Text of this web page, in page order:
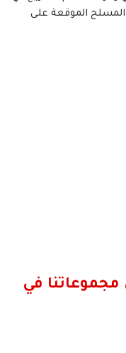
المسلح الموقعة على
في